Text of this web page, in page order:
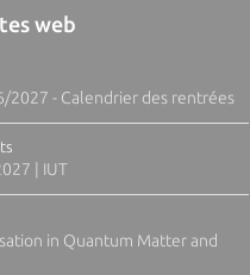
web
2027 - Calendrier des rentrées
| IUT
in Quantum Matter and